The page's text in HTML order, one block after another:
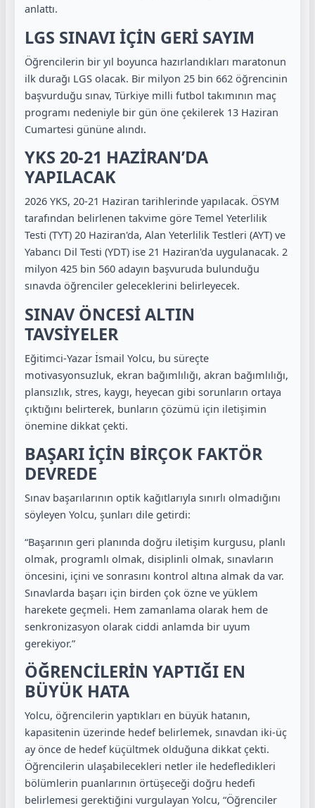
anlattı.
LGS SINAVI İÇİN GERİ SAYIM
Öğrencilerin bir yıl boyunca hazırlandıkları maratonun
ilk durağı LGS olacak. Bir milyon 25 bin 662 öğrencinin
başvurduğu sınav, Türkiye milli futbol takımının maç
programı nedeniyle bir gün öne çekilerek 13 Haziran
Cumartesi gününe alındı.
YKS 20-21 HAZİRAN’DA
YAPILACAK
2026 YKS, 20-21 Haziran tarihlerinde yapılacak. ÖSYM
tarafından belirlenen takvime göre Temel Yeterlilik
Testi (TYT) 20 Haziran'da, Alan Yeterlilik Testleri (AYT) ve
Yabancı Dil Testi (YDT) ise 21 Haziran'da uygulanacak. 2
milyon 425 bin 560 adayın başvuruda bulunduğu
sınavda öğrenciler geleceklerini belirleyecek.
SINAV ÖNCESİ ALTIN
TAVSİYELER
Eğitimci-Yazar İsmail Yolcu, bu süreçte
motivasyonsuzluk, ekran bağımlılığı, akran bağımlılığı,
plansızlık, stres, kaygı, heyecan gibi sorunların ortaya
çıktığını belirterek, bunların çözümü için iletişimin
önemine dikkat çekti.
BAŞARI İÇİN BİRÇOK FAKTÖR
DEVREDE
Sınav başarılarının optik kağıtlarıyla sınırlı olmadığını
söyleyen Yolcu, şunları dile getirdi:
“Başarının geri planında doğru iletişim kurgusu, planlı
olmak, programlı olmak, disiplinli olmak, sınavların
öncesini, içini ve sonrasını kontrol altına almak da var.
Sınavlarda başarı için birden çok özne ve yüklem
harekete geçmeli. Hem zamanlama olarak hem de
senkronizasyon olarak ciddi anlamda bir uyum
gerekiyor.”
ÖĞRENCİLERİN YAPTIĞI EN
BÜYÜK HATA
Yolcu, öğrencilerin yaptıkları en büyük hatanın,
kapasitenin üzerinde hedef belirlemek, sınavdan iki-üç
ay önce de hedef küçültmek olduğuna dikkat çekti.
Öğrencilerin ulaşabilecekleri netler ile hedefledikleri
bölümlerin puanlarının örtüşeceği doğru hedefi
belirlemesi gerektiğini vurgulayan Yolcu, “Öğrenciler